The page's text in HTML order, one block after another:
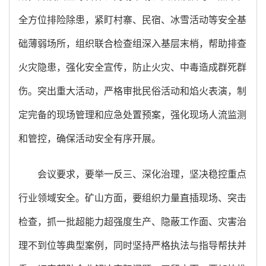
全方位排险除患，紧盯村寨、民宿、冰雪活动等安全基
础薄弱场所，组织联合检查组深入基层末梢，帮助排查
火灾隐患，强化安全宣传，防止火灾、中毒造成群死群
伤。突出重大活动，严格审批民俗活动和焰火表演，制
定完备的现场管理和应急处置预案，强化现场人流监测
和管控，确保活动安全有序开展。
会议要求，要举一反三、深化治理，坚决稳控重点
行业领域安全。矿山方面，要组织力量直插现场、突击
检查，抓一批超能力超强度生产、隐蔽工作面、灾害治
理不到位等典型案例，同时坚持严格执法与指导帮扶并